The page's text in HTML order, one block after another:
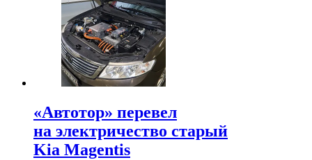
«Автотор» перевел
на электричество старый
Kia Magentis